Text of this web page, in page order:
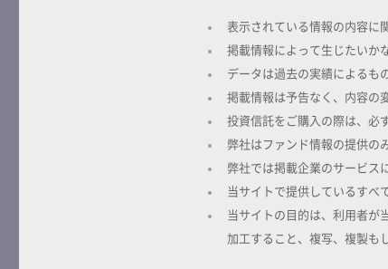
表示されている情報の内容に
掲載情報によって生じたいか
データは過去の実績によるも
掲載情報は予告なく、内容の
投資信託をご購入の際は、必
弊社はファンド情報の提供の
弊社では掲載企業のサービス
当サイトで提供しているすべ
当サイトの目的は、利用者が
加工すること、複写、複製も